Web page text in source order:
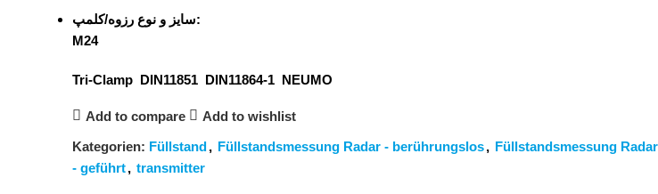
سایز و نوع رزوه/کلمپ:
M24
Tri-Clamp DIN11851 DIN11864-1 NEUMO
Add to compare Add to wishlist
Kategorien: Füllstand, Füllstandsmessung Radar - berührungslos, Füllstandsmessung Radar
- geführt, transmitter